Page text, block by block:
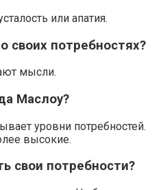
или апатия.
своих потребностях?
мысли.
Маслоу?
уровни потребностей.
высокие.
свои потребности?